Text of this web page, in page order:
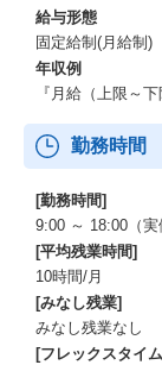
給与形態
固定給制(月給制)
年収例
『月給（上限～
勤務時間
[勤務時間]
9:00 ～ 18:00（
[平均残業時間]
10時間/月
[みなし残業]
みなし残業なし
[フレックスタイ